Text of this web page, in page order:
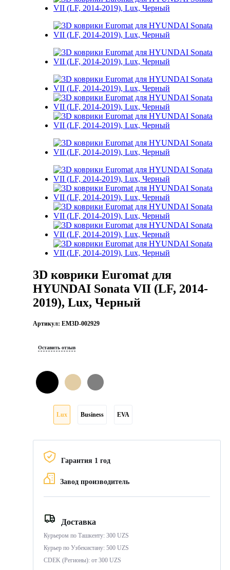
3D коврики Euromat для
HYUNDAI Sonata VII (LF, 2014-
2019), Lux, Черный
Артикул: EM3D-002929
Оставить отзыв
Lux Business EVA
Гарантия 1 год
Завод производитель
Доставка
Курьером по Ташкенту: 300 UZS
Курьер по Узбекистану: 500 UZS
CDEK (Регионы): от 300 UZS